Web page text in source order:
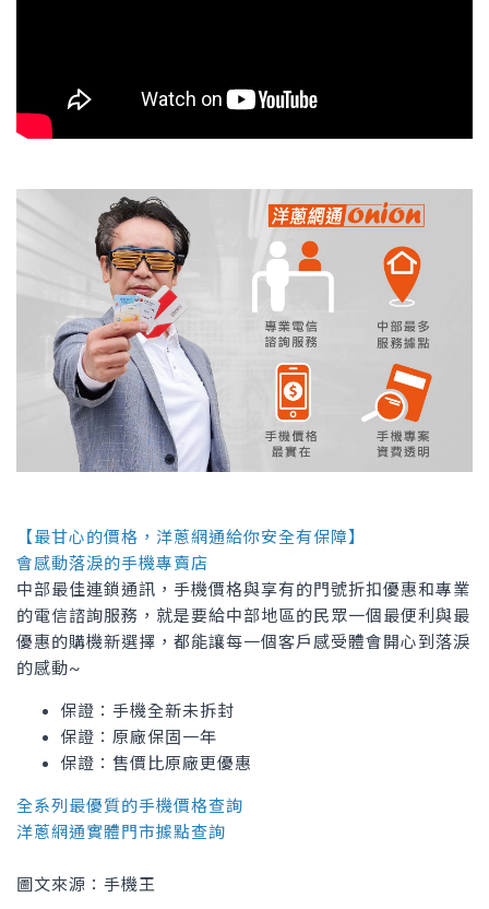
【最甘心的價格，洋蔥網通給你安全有保障】
會感動落淚的手機專賣店
中部最佳連鎖通訊，手機價格與享有的門號折扣優惠和專業
的電信諮詢服務，就是要給中部地區的民眾一個最便利與最
優惠的購機新選擇，都能讓每一個客戶感受體會開心到落淚
的感動~
保證：手機全新未拆封
保證：原廠保固一年
保證：售價比原廠更優惠
全系列最優質的手機價格查詢
洋蔥網通實體門市據點查詢
圖文來源：手機王